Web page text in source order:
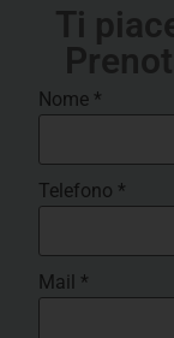
Ti
Nome *
Telefono *
Mail *